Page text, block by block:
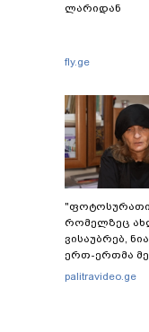
ლარიდან
fly.ge
რომელზეც
ვისაუბრებ,
ერთ-ერთმა
palitravideo.ge